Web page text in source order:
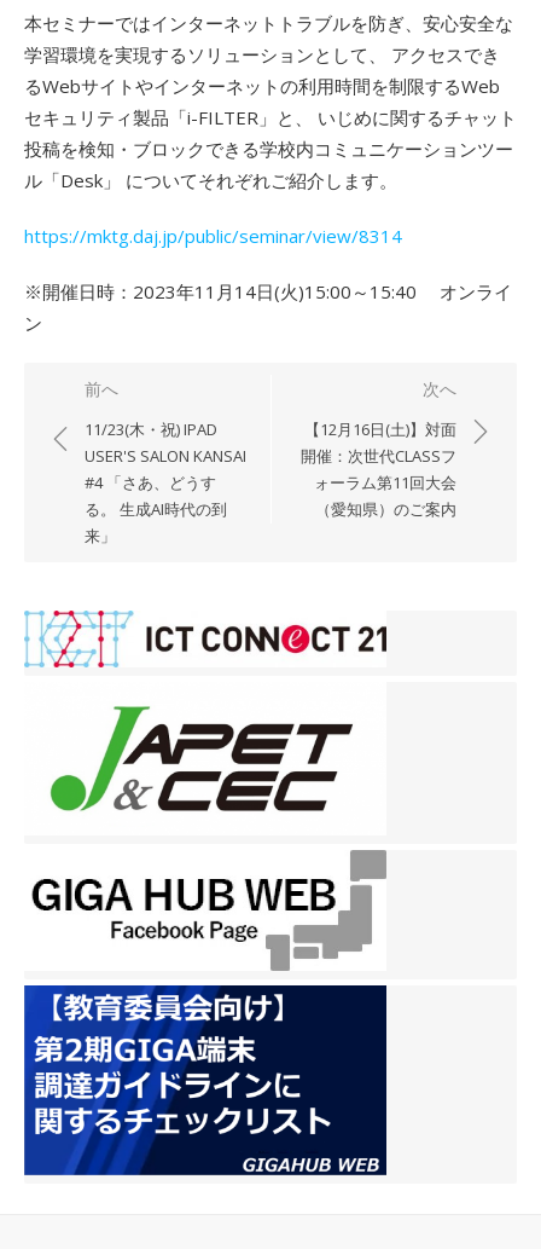
本セミナーではインターネットトラブルを防ぎ、安心安全な
学習環境を実現するソリューションとして、 アクセスでき
るWebサイトやインターネットの利用時間を制限するWeb
セキュリティ製品「i-FILTER」と、 いじめに関するチャット
投稿を検知・ブロックできる学校内コミュニケーションツー
ル「Desk」 についてそれぞれご紹介します。
https://mktg.daj.jp/public/seminar/view/8314
※開催日時：2023年11月14日(火)15:00～15:40 オンライ
ン
ョ
ン
前へ
11/23(木・祝) IPAD
USER'S SALON KANSAI
#4 「さあ、どうす
る。 生成AI時代の到
来」
次へ
【12月16日(土)】対面
開催：次世代CLASSフ
ォーラム第11回大会
（愛知県）のご案内